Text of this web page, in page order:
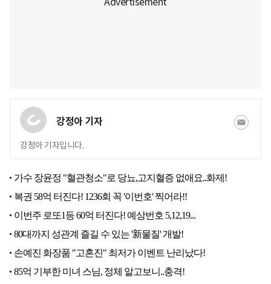
강정아 기자
강정아 기자입니다.